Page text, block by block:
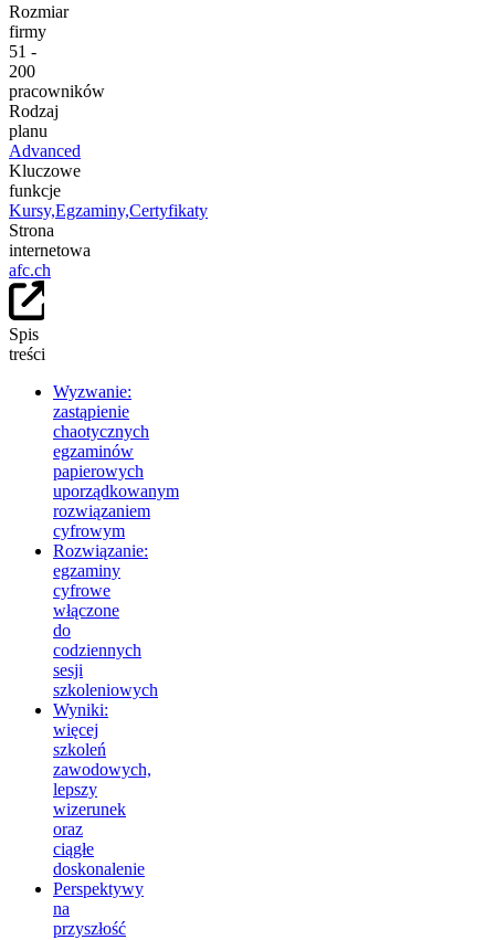
Rozmiar
firmy
51 -
200
pracowników
Rodzaj
planu
Advanced
Kluczowe
funkcje
Kursy,Egzaminy,Certyfikaty
Strona
internetowa
afc.ch
Spis
treści
Wyzwanie:
zastąpienie
chaotycznych
egzaminów
papierowych
uporządkowanym
rozwiązaniem
cyfrowym
Rozwiązanie:
egzaminy
cyfrowe
włączone
do
codziennych
sesji
szkoleniowych
Wyniki:
więcej
szkoleń
zawodowych,
lepszy
wizerunek
oraz
ciągłe
doskonalenie
Perspektywy
na
przyszłość